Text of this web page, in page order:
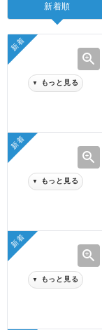
新着順
新着
zoom_in
▼ もっと見る
新着
zoom_in
▼ もっと見る
新着
zoom_in
▼ もっと見る